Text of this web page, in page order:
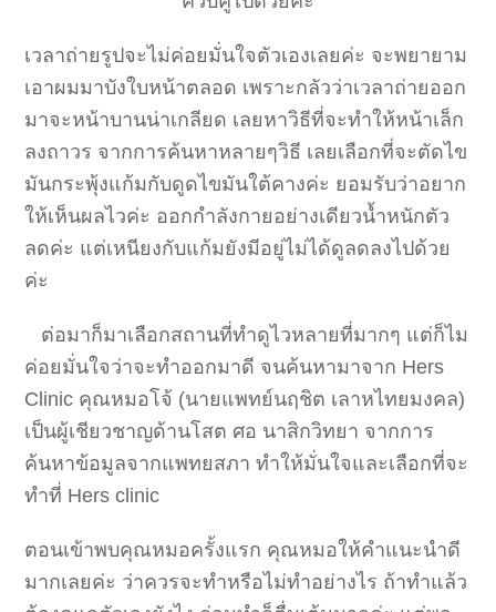
เวลาถ่ายรูปจะไม่ค่อยมั่นใจตัวเองเลยค่ะ จะพยายาม
เอาผมมาบังใบหน้าตลอด เพราะกลัวว่าเวลาถ่ายออก
มาจะหน้าบานน่าเกลียด เลยหาวิธีที่จะทำให้หน้าเล็ก
ลงถาวร จากการค้นหาหลายๆวิธี เลยเลือกที่จะตัดไข
มันกระพุ้งแก้มกับดูดไขมันใต้คางค่ะ ยอมรับว่าอยาก
ให้เห็นผลไวค่ะ ออกกำลังกายอย่างเดียวน้ำหนักตัว
ลดค่ะ แต่เหนียงกับแก้มยังมีอยู่ไม่ได้ดูลดลงไปด้วย
ค่ะ
ต่อมาก็มาเลือกสถานที่ทำดูไวหลายที่มากๆ แต่ก็ไม
ค่อยมั่นใจว่าจะทำออกมาดี จนค้นหามาจาก Hers
Clinic คุณหมอโจ้ (นายแพทย์นฤชิต เลาหไทยมงคล)
เป็นผู้เชียวชาญด้านโสต ศอ นาสิกวิทยา จากการ
ค้นหาข้อมูลจากแพทยสภา ทำให้มั่นใจและเลือกที่จะ
ทำที่ Hers clinic
ตอนเข้าพบคุณหมอครั้งแรก คุณหมอให้คำแนะนำดี
มากเลยค่ะ ว่าควรจะทำหรือไม่ทำอย่างไร ถ้าทำแล้ว